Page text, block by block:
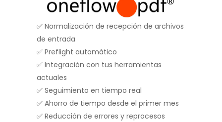
✅ Normalización de recepción de archivos
de entrada
✅ Preflight automático
✅ Integración con tus herramientas
actuales
✅ Seguimiento en tiempo real
✅ Ahorro de tiempo desde el primer mes
✅ Reducción de errores y reprocesos